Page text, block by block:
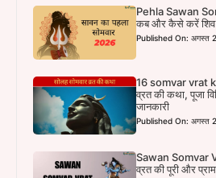
Pehla Sawan
कब और कैसे करें शिव
Published On: अगस्त
16 somvar vrat
व्रत की कथा, पूजा
जानकारी
Published On: अगस्त
Sawan Somvar
व्रत की पूरी और